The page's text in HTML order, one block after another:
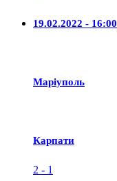
19.02.2022 - 16:00
Маріуполь
Карпати
2 - 1